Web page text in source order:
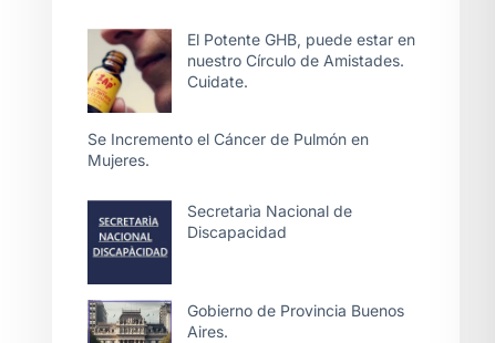
El Potente GHB, puede estar en
nuestro Círculo de Amistades.
Cuidate.
Se Incremento el Cáncer de Pulmón en
Mujeres.
Secretarìa Nacional de
Discapacidad
Gobierno de Provincia Buenos
Aires.